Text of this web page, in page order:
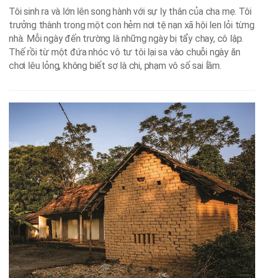
Tôi sinh ra và lớn lên song hành với sự ly thân của cha mẹ. Tôi
trưởng thành trong một con hẻm nơi tệ nạn xã hội len lỏi từng
nhà. Mỗi ngày đến trường là những ngày bị tẩy chay, cô lập.
Thế rồi từ một đứa nhóc vô tư tôi lại sa vào chuỗi ngày ăn
chơi lêu lỏng, không biết sợ là chi, phạm vô số sai lầm.